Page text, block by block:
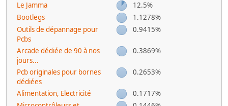
Le Jamma
12.5%
Bootlegs
1.1278%
Outils de dépannage pour
Pcbs
0.9415%
Arcade dédiée de 90 à nos
jours...
0.3869%
Pcb originales pour bornes
dédiées
0.2653%
Alimentation, Electricité
0.1717%